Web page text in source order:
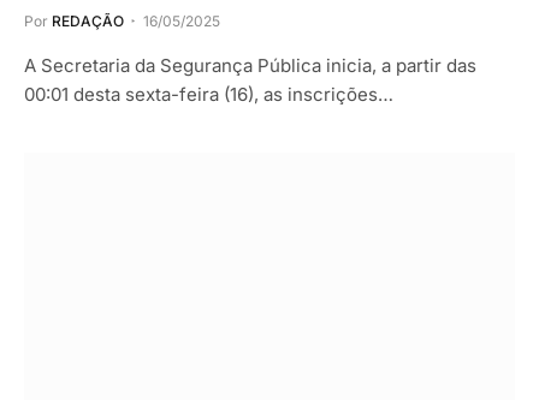
Por REDAÇÃO 16/05/2025
A Secretaria da Segurança Pública inicia, a partir das
00:01 desta sexta-feira (16), as inscrições…